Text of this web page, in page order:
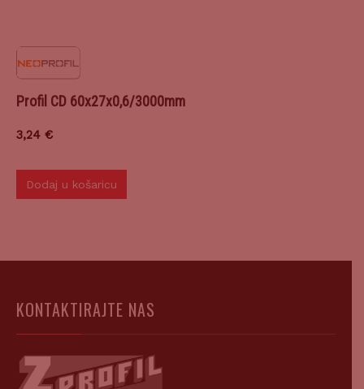
Profil CD 60x27x0,6/3000mm
3,24 €
Dodaj u košaricu
KONTAKTIRAJTE NAS